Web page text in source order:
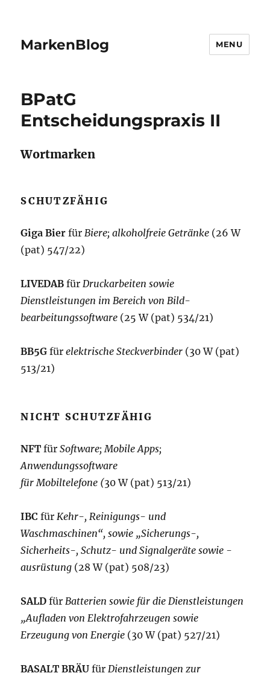
MarkenBlog MENU
BPatG
Entscheidungspraxis II
Wortmarken
SCHUTZFÄHIG
Giga Bier fürBiere; alkoholfreie Getränke (26 W
(pat) 547/22)
LIVEDABfürDruckarbeiten sowie
Dienstleistungen im Bereich von Bild-
bearbeitungssoftware (25 W (pat) 534/21)
BB5Gfürelektrische Steckverbinder (30 W (pat)
513/21)
NICHT SCHUTZFÄHIG
NFTfürSoftware; Mobile Apps;
Anwendungssoftware
für Mobiltelefone (30 W (pat) 513/21)
IBCfürKehr-, Reinigungs- und
Waschmaschinen“, sowie „Sicherungs-,
Sicherheits-, Schutz- und Signalgeräte sowie -
ausrüstung (28 W (pat) 508/23)
SALDfürBatterien sowie für die Dienstleistungen
„Aufladen von Elektrofahrzeugen sowie
Erzeugung von Energie (30 W (pat) 527/21)
BASALT BRÄU fürDienstleistungen zur